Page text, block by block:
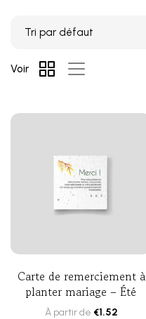
Voir
Carte de remerciement à
planter mariage – Été
À partir de €1.52